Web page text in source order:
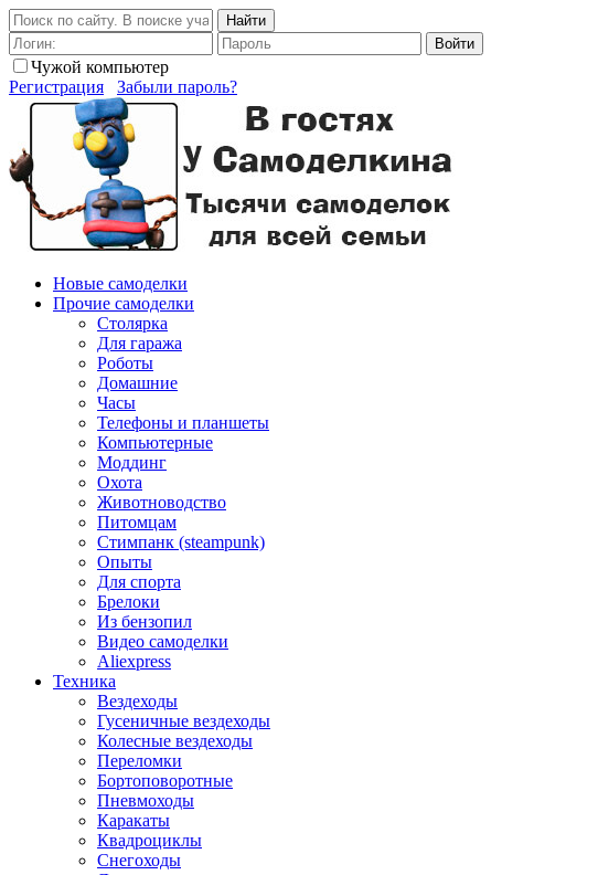
Найти
Войти
Чужой компьютер
Регистрация
Забыли пароль?
Новые самоделки
Прочие самоделки
Столярка
Для гаража
Роботы
Домашние
Часы
Телефоны и планшеты
Компьютерные
Моддинг
Охота
Животноводство
Питомцам
Стимпанк (steampunk)
Опыты
Для спорта
Брелоки
Из бензопил
Видео самоделки
Aliexpress
Техника
Вездеходы
Гусеничные вездеходы
Колесные вездеходы
Переломки
Бортоповоротные
Пневмоходы
Каракаты
Квадроциклы
Снегоходы